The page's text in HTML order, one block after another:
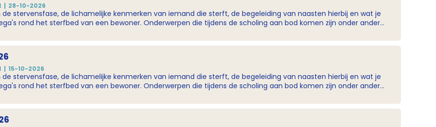
28-10-2026
stervensfase, de lichamelijke kenmerken van iemand die sterft, de begeleiding van naasten hierbij en wat je
die tijdens de scholing aan bod komen zijn onder andere:
samen rond het stervensproces van een bewoner of cliënt? Wat kun je zeggen tegen naasten die
15-10-2026
stervensfase, de lichamelijke kenmerken van iemand die sterft, de begeleiding van naasten hierbij en wat je
die tijdens de scholing aan bod komen zijn onder andere:
samen rond het stervensproces van een bewoner of cliënt? Wat kun je zeggen tegen naasten die